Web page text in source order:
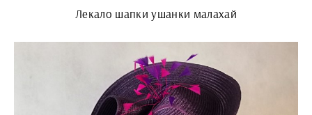
Лекало шапки ушанки малахай